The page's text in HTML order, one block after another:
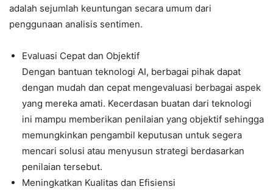
adalah sejumlah keuntungan secara umum dari
penggunaan analisis sentimen.
Evaluasi Cepat dan Objektif
Dengan bantuan teknologi AI, berbagai pihak dapat
dengan mudah dan cepat mengevaluasi berbagai aspek
yang mereka amati. Kecerdasan buatan dari teknologi
ini mampu memberikan penilaian yang objektif sehingga
memungkinkan pengambil keputusan untuk segera
mencari solusi atau menyusun strategi berdasarkan
penilaian tersebut.
Meningkatkan Kualitas dan Efisiensi